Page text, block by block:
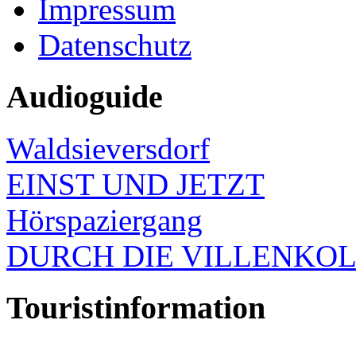
Impressum
Datenschutz
Audioguide
Waldsieversdorf
EINST UND JETZT
Hörspaziergang
DURCH DIE
Touristinformation